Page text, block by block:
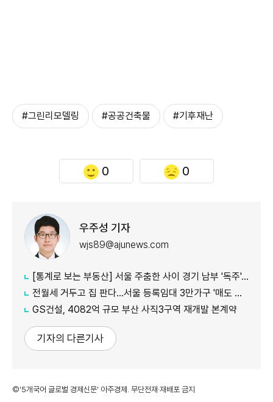
#그린리모델링 #공공건축물 #기후재난
0 0
우주성 기자
wjs89@ajunews.com
[통계로 보는 부동산] 서울 주춤한 사이 경기 남부 '독주'…세제 개편에 실수요 이동 빨라지나
전월세 거두고 집 판다…서울 등록임대 3만가구 '매도 기로'
GS건설, 4082억 규모 부산 사직3구역 재개발 본계약
기자의 다른기사
©'5개국어 글로벌 경제신문' 아주경제. 무단전재·재배포 금지